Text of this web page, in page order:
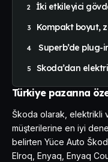
İki etkileyici
Kompakt boyut,
Superb’de
Skoda’dan
Türkiye pazarına
Škoda olarak, elektrikli
müşterilerine en iyi
belirten Yüce Auto
Elroq, Enyaq, Enyaq